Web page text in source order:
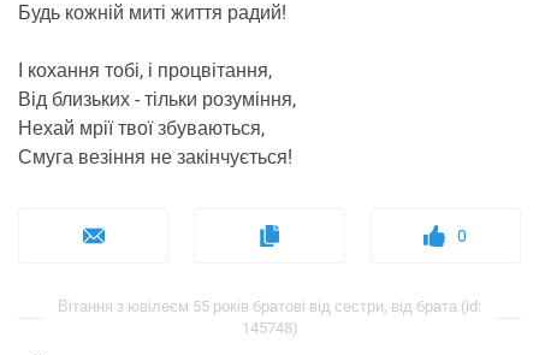
Будь кожній миті життя радий!
І кохання тобі, і процвітання,
Від близьких - тільки розуміння,
Нехай мрії твої збуваються,
Смуга везіння не закінчується!
0
Вітання з ювілеєм 55 років братові від сестри, від брата (id:
145748)